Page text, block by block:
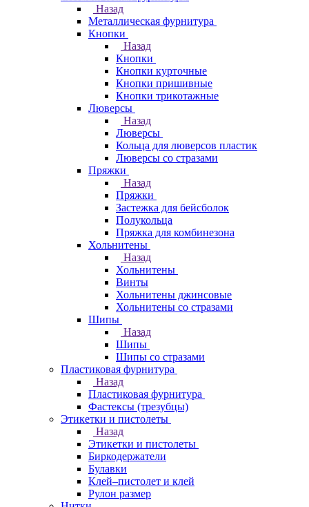
Назад
Металлическая фурнитура
Кнопки
Назад
Кнопки
Кнопки курточные
Кнопки пришивные
Кнопки трикотажные
Люверсы
Назад
Люверсы
Кольца для люверсов пластик
Люверсы со стразами
Пряжки
Назад
Пряжки
Застежка для бейсболок
Полукольца
Пряжка для комбинезона
Хольнитены
Назад
Хольнитены
Винты
Хольнитены джинсовые
Хольнитены со стразами
Шипы
Назад
Шипы
Шипы со стразами
Пластиковая фурнитура
Назад
Пластиковая фурнитура
Фастексы (трезубцы)
Этикетки и пистолеты
Назад
Этикетки и пистолеты
Биркодержатели
Булавки
Клей–пистолет и клей
Рулон размер